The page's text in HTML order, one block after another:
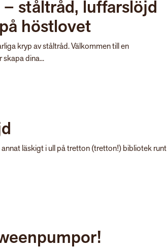
ståltråd, luffarslöjd
höstlovet
kryp av ståltråd. Välkommen till en
dina...
läskigt i ull på tretton (tretton!) bibliotek runt